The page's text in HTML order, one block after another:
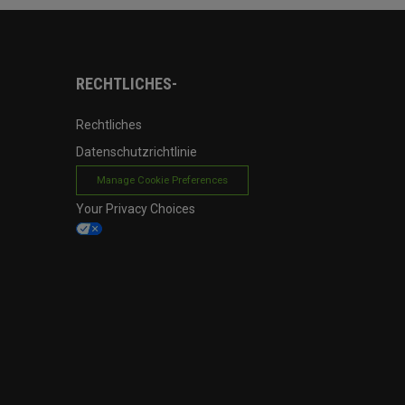
RECHTLICHES-
Rechtliches
Datenschutzrichtlinie
Manage Cookie Preferences
Your Privacy Choices